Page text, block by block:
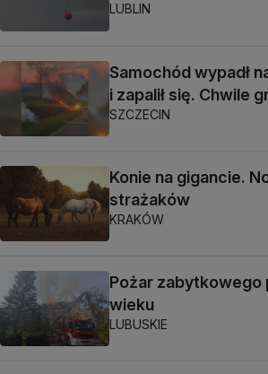
LUBLIN
Samochód wypadł
i zapalił się. Chwile
SZCZECIN
Konie na gigancie.
strażaków
KRAKÓW
Pożar zabytkowego
wieku
LUBUSKIE